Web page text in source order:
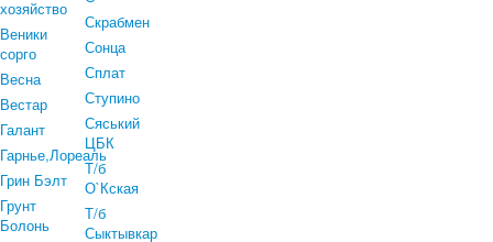
хозяйство
Веники
сорго
Весна
Вестар
Галант
Гарнье,Лореаль
Грин Бэлт
Грунт
Болонь
Скрабмен
Сонца
Сплат
Ступино
Сяський
ЦБК
Т/б
О`Кская
Т/б
Сыктывкар